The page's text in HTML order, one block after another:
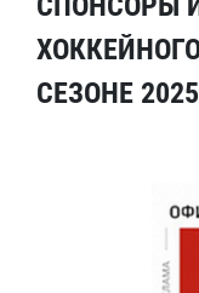
СЕЗОНЕ